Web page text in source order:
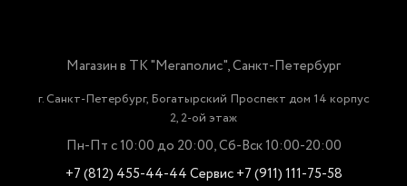
Магазин в ТК "Мегаполис", Санкт-Петербург
г. Санкт-Петербург, Богатырский Проспект дом 14 корпус
2, 2-ой этаж
Пн-Пт с 10:00 до 20:00, Сб-Вск 10:00-20:00
+7 (812) 455-44-44Сервис +7 (911) 111-75-58